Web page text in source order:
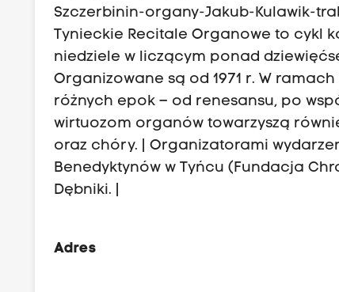
Szczerbinin-organy-Jakub-Kulawik-
Tynieckie Recitale Organowe to cykl
niedziele w liczącym ponad
Organizowane są od 1971 r. W
różnych epok – od renesansu, po
wirtuozom organów towarzyszą
oraz chóry. | Organizatorami
Benedyktynów w Tyńcu (Fundacja
Dębniki. |
Adres